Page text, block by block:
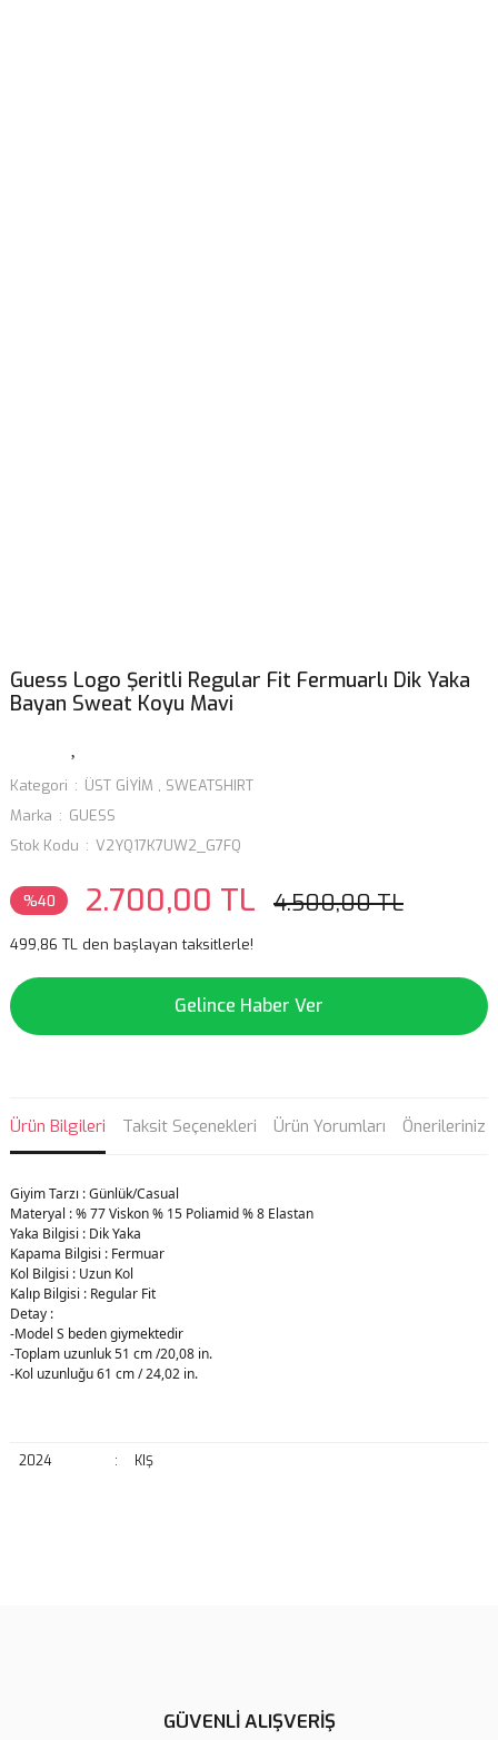
Guess Logo Şeritli Regular Fit Fermuarlı Dik Yaka
Bayan Sweat Koyu Mavi
Kategori ÜST GİYİM , SWEATSHIRT
Marka
GUESS
Stok Kodu
V2YQ17K7UW2_G7FQ
%40 2.700,00 TL 4.500,00 TL
499,86 TL den başlayan taksitlerle!
Gelince Haber Ver
Ürün Bilgileri Taksit Seçenekleri Ürün Yorumları Önerileriniz
Giyim Tarzı : Günlük/Casual
Materyal : % 77 Viskon % 15 Poliamid % 8 Elastan
Yaka Bilgisi : Dik Yaka
Kapama Bilgisi : Fermuar
Kol Bilgisi : Uzun Kol
Kalıp Bilgisi : Regular Fit
Detay :
-Model S beden giymektedir
-Toplam uzunluk 51 cm /20,08 in.
-Kol uzunluğu 61 cm / 24,02 in.
2024 : KIŞ
Ürün açıklamasında eksik bilgiler bulunuyor.
GÜVENLİ ALIŞVERİŞ